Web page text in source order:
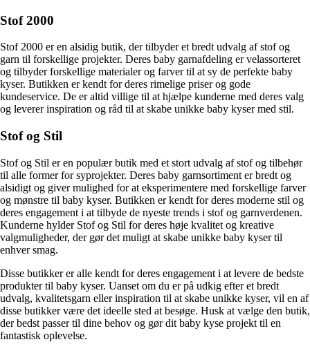
Stof 2000
Stof 2000 er en alsidig butik, der tilbyder et bredt udvalg af stof og
garn til forskellige projekter. Deres baby garnafdeling er velassorteret
og tilbyder forskellige materialer og farver til at sy de perfekte baby
kyser. Butikken er kendt for deres rimelige priser og gode
kundeservice. De er altid villige til at hjælpe kunderne med deres valg
og leverer inspiration og råd til at skabe unikke baby kyser med stil.
Stof og Stil
Stof og Stil er en populær butik med et stort udvalg af stof og tilbehør
til alle former for syprojekter. Deres baby garnsortiment er bredt og
alsidigt og giver mulighed for at eksperimentere med forskellige farver
og mønstre til baby kyser. Butikken er kendt for deres moderne stil og
deres engagement i at tilbyde de nyeste trends i stof og garnverdenen.
Kunderne hylder Stof og Stil for deres høje kvalitet og kreative
valgmuligheder, der gør det muligt at skabe unikke baby kyser til
enhver smag.
Disse butikker er alle kendt for deres engagement i at levere de bedste
produkter til baby kyser. Uanset om du er på udkig efter et bredt
udvalg, kvalitetsgarn eller inspiration til at skabe unikke kyser, vil en af
disse butikker være det ideelle sted at besøge. Husk at vælge den butik,
der bedst passer til dine behov og gør dit baby kyse projekt til en
fantastisk oplevelse.